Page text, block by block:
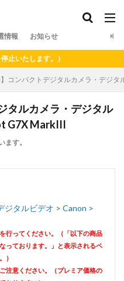
情報 お知らせ
します。）
】コンパクトデジタルカメラ・デジ
タルカメラ・デジタル
G7X MarkIII
ます。
ジタルビデオ > Canon >
行ってください。（「以下の商品
っております。」と表示されるペ
）
注意ください。（プレミア価格の